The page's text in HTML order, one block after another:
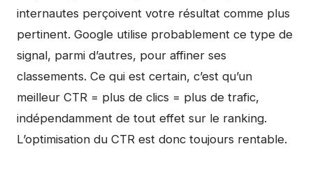
internautes perçoivent votre résultat comme plus
pertinent. Google utilise probablement ce type de
signal, parmi d’autres, pour affiner ses
classements. Ce qui est certain, c’est qu’un
meilleur CTR = plus de clics = plus de trafic,
indépendamment de tout effet sur le ranking.
L’optimisation du CTR est donc toujours rentable.